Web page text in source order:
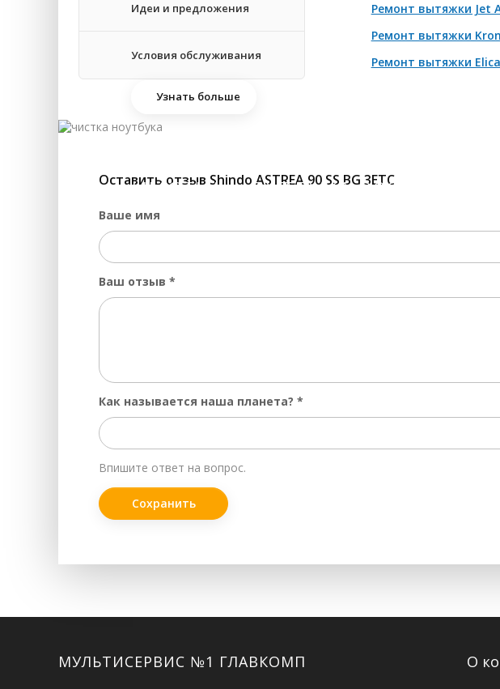
Идеи и предложения
Условия обслуживания
Замена кнопок/
Ремонт вытяжки Jet
Ремонт вытяжки
Ремонт вытяжки
ЧИСТКА НОУТБУКА 2000
Узнать больше
Оставить отзыв Shindo ASTREA 90 SS BG 3ETC
Ваше имя
Ваш отзыв *
Как называется наша планета? *
Впишите ответ на вопрос.
МУЛЬТИСЕРВИС №1 ГЛАВКОМП О
FacebookTwitterВКонтакте
Google+Instagram